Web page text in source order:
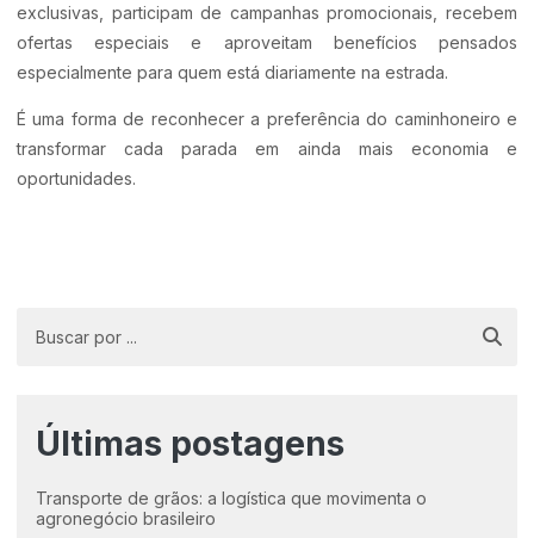
exclusivas, participam de campanhas promocionais, recebem
ofertas especiais e aproveitam benefícios pensados
especialmente para quem está diariamente na estrada.
É uma forma de reconhecer a preferência do caminhoneiro e
transformar cada parada em ainda mais economia e
oportunidades.
Últimas postagens
Transporte de grãos: a logística que movimenta o
agronegócio brasileiro